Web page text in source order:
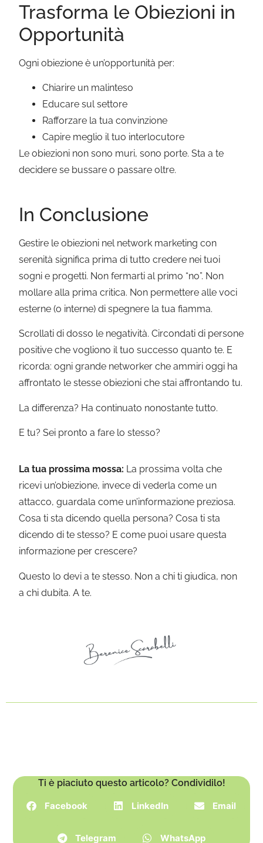
Trasforma le Obiezioni in
Opportunità
Ogni obiezione è un’opportunità per:
Chiarire un malinteso
Educare sul settore
Rafforzare la tua convinzione
Capire meglio il tuo interlocutore
Le obiezioni non sono muri, sono porte. Sta a te
decidere se bussare o passare oltre.
In Conclusione
Gestire le obiezioni nel network marketing con
serenità significa prima di tutto credere nei tuoi
sogni e progetti. Non fermarti al primo “no”. Non
mollare alla prima critica. Non permettere alle voci
esterne (o interne) di spegnere la tua fiamma.
Scrollati di dosso le negatività. Circondati di persone
positive che vogliono il tuo successo quanto te. E
ricorda: ogni grande networker che ammiri oggi ha
affrontato le stesse obiezioni che stai affrontando tu.
La differenza? Ha continuato nonostante tutto.
E tu? Sei pronto a fare lo stesso?
La tua prossima mossa: La prossima volta che
ricevi un’obiezione, invece di vederla come un
attacco, guardala come un’informazione preziosa.
Cosa ti sta dicendo quella persona? Cosa ti sta
dicendo di te stesso? E come puoi usare questa
informazione per crescere?
Questo lo devi a te stesso. Non a chi ti giudica, non
a chi dubita. A te.
Ti è piaciuto questo articolo? Condividilo!
Facebook LinkedIn Email
Telegram WhatsApp